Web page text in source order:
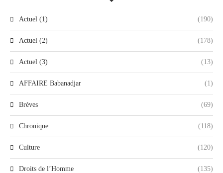
Actuel (1) (190)
Actuel (2) (178)
Actuel (3) (13)
AFFAIRE Babanadjar (1)
Brèves (69)
Chronique (118)
Culture (120)
Droits de l’Homme (135)